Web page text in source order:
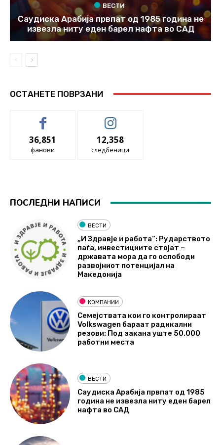
ВЕСТИ
Саудиска Арабија првпат од 1985 година не
извезла ниту еден барел нафта во САД
ОСТАНЕТЕ ПОВРЗАНИ
36,851
фанови
12,358
следбеници
ПОСЛЕДНИ НАПИСИ
ВЕСТИ
„И Здравје и работа“: Рударството
паѓа, инвестициите стојат –
државата мора да го ослободи
развојниот потенцијал на
Македонија
КОМПАНИИ
Семејствата кои го контролираат
Volkswagen бараат радикални
резови: Под закана уште 50.000
работни места
ВЕСТИ
Саудиска Арабија првпат од 1985
година не извезла ниту еден барел
нафта во САД